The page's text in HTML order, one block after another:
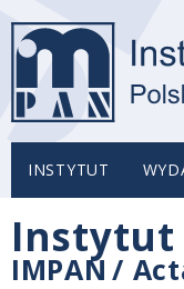
INSTYTUT
Instytut
IMPAN /